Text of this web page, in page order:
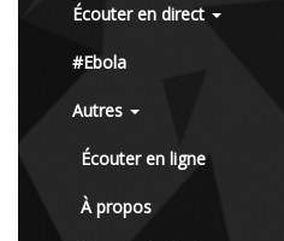
Écouter en direct
#Ebola
Autres
Écouter en ligne
À propos